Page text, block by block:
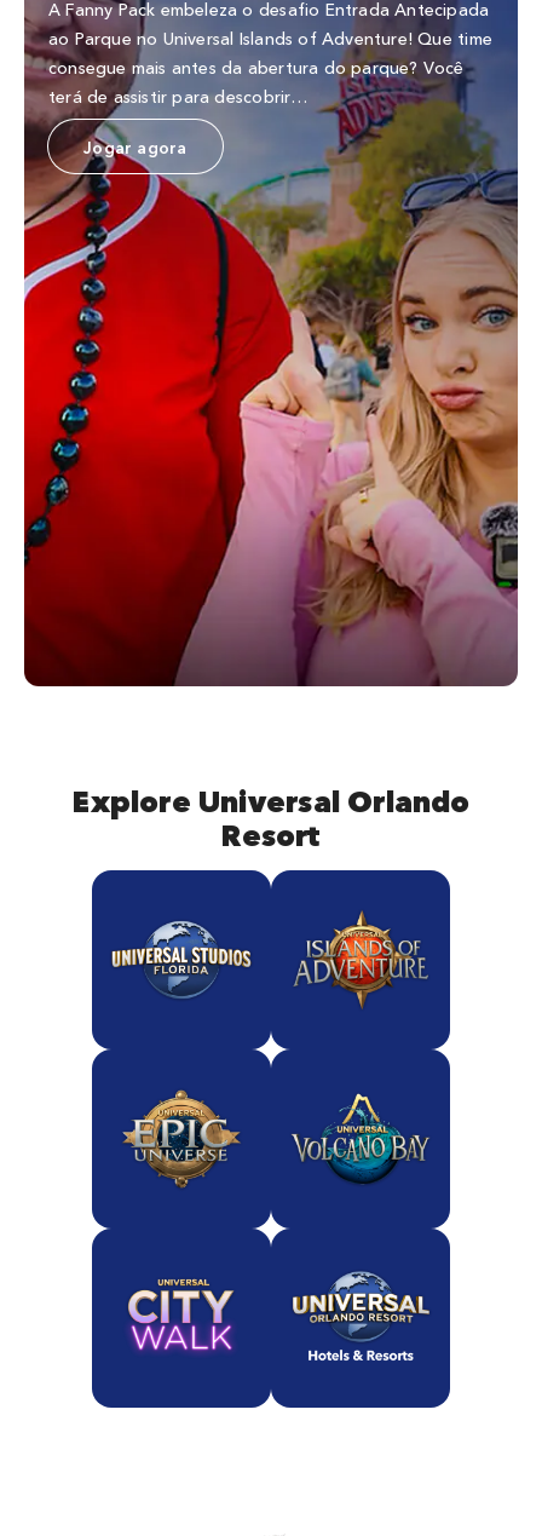
A Fanny Pack embeleza o desafio Entrada Antecipada
ao Parque no Universal Islands of Adventure! Que time
consegue mais antes da abertura do parque? Você
terá de assistir para descobrir…
Jogar agora
Explore Universal Orlando
Resort